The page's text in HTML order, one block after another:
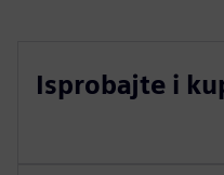
Isprobajte i